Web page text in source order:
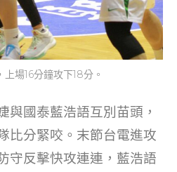
場16分鐘攻下18分。
與國泰藍浩語互別苗頭，
比分緊咬。末節台電進攻
守反擊快攻連連，藍浩語